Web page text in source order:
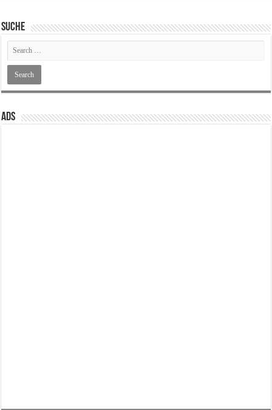
SUCHE
ADS